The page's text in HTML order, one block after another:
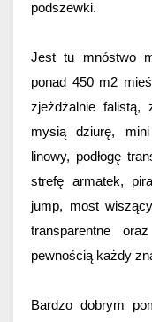
podszewki.
Jest tu mnóstwo
ponad 450 m2
zjeżdżalnie falistą,
mysią dziurę,
linowy, podłogę
strefę armatek,
jump, most
transparentne
pewnością każdy
Bardzo dobrym